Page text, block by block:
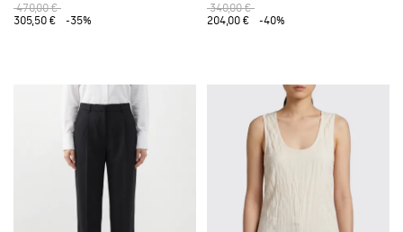
470,00 €
305,50 €
-35%
340,00 €
204,00 €
-40%